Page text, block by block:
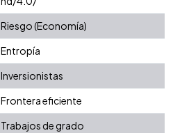
Riesgo (Economía)
Entropía
Inversionistas
Frontera eficiente
Trabajos de grado